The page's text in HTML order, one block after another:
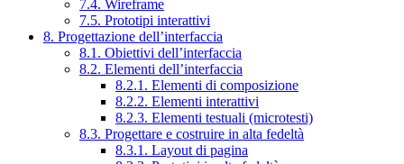
7.4. Wireframe
7.5. Prototipi interattivi
8. Progettazione dell’interfaccia
8.1. Obiettivi dell’interfaccia
8.2. Elementi dell’interfaccia
8.2.1. Elementi di composizione
8.2.2. Elementi interattivi
8.2.3. Elementi testuali (microtesti)
8.3. Progettare e costruire in alta fedeltà
8.3.1. Layout di pagina